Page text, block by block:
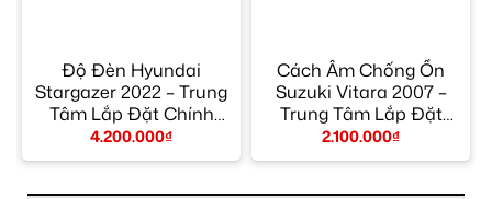
Độ Đèn Hyundai
Stargazer 2022 – Trung
Tâm Lắp Đặt Chính
Hãng Giá Tốt TPHCM
4.200.000₫
Cách Âm Chống Ồn
Suzuki Vitara 2007 –
Trung Tâm Lắp Đặt
Chính Hãng TPHCM
2.100.000₫